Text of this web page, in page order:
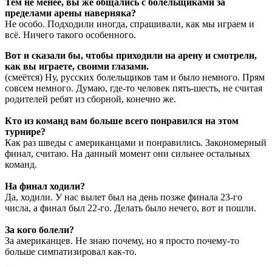
пределами арены наверняка?
Не особо. Подходили иногда, спрашивали, как мы играем и
всё. Ничего такого особенного.
Вот и сказали бы, чтобы приходили на арену и смотрели,
как вы играете, своими глазами.
(смеётся) Ну, русских болельщиков там и было немного. Прям
совсем немного. Думаю, где-то человек пять-шесть, не считая
родителей ребят из сборной, конечно же.
Кто из команд вам больше всего понравился на этом
турнире?
Как раз шведы с американцами и понравились. Закономерный
финал, считаю. На данный момент они сильнее остальных
команд.
На финал ходили?
Да, ходили. У нас вылет был на день позже финала 23-го
числа, а финал был 22-го. Делать было нечего, вот и пошли.
За кого болели?
За американцев. Не знаю почему, но я просто почему-то
больше симпатизировал как-то.